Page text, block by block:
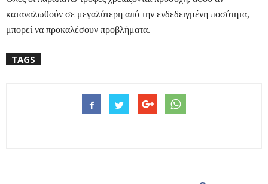
καταναλωθούν σε μεγαλύτερη από την ενδεδειγμένη ποσότητα,
μπορεί να προκαλέσουν προβλήματα.
TAGS